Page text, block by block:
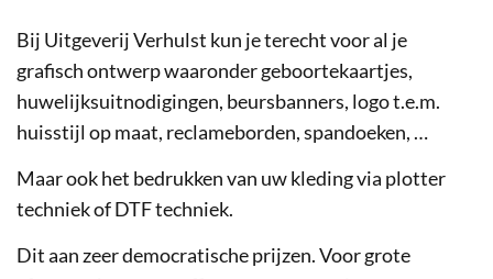
Bij Uitgeverij Verhulst kun je terecht voor al je
grafisch ontwerp waaronder geboortekaartjes,
huwelijksuitnodigingen, beursbanners, logo t.e.m.
huisstijl op maat, reclameborden, spandoeken, …
Maar ook het bedrukken van uw kleding via plotter
techniek of DTF techniek.
Dit aan zeer democratische prijzen. Voor grote